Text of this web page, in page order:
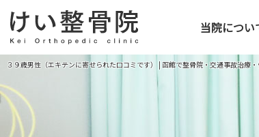
３９歳男性（エキテンに寄せられた口コミです） | 函館で整骨院・交通事故治療
当院につい